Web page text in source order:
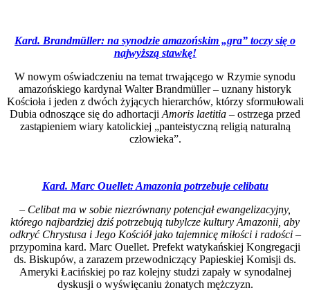
Kard. Brandmüller: na synodzie amazońskim „gra” toczy się o
najwyższą stawkę!
W nowym oświadczeniu na temat trwającego w Rzymie synodu
amazońskiego kardynał Walter Brandmüller – uznany historyk
Kościoła i jeden z dwóch żyjących hierarchów, którzy sformułowali
Dubia odnoszące się do adhortacji Amoris laetitia – ostrzega przed
zastąpieniem wiary katolickiej „panteistyczną religią naturalną
człowieka”.
Kard. Marc Ouellet: Amazonia potrzebuje celibatu
– Celibat ma w sobie niezrównany potencjał ewangelizacyjny,
którego najbardziej dziś potrzebują tubylcze kultury Amazonii, aby
odkryć Chrystusa i Jego Kościół jako tajemnicę miłości i radości–
przypomina kard. Marc Ouellet. Prefekt watykańskiej Kongregacji
ds. Biskupów, a zarazem przewodniczący Papieskiej Komisji ds.
Ameryki Łacińskiej po raz kolejny studzi zapały w synodalnej
dyskusji o wyświęcaniu żonatych mężczyzn.